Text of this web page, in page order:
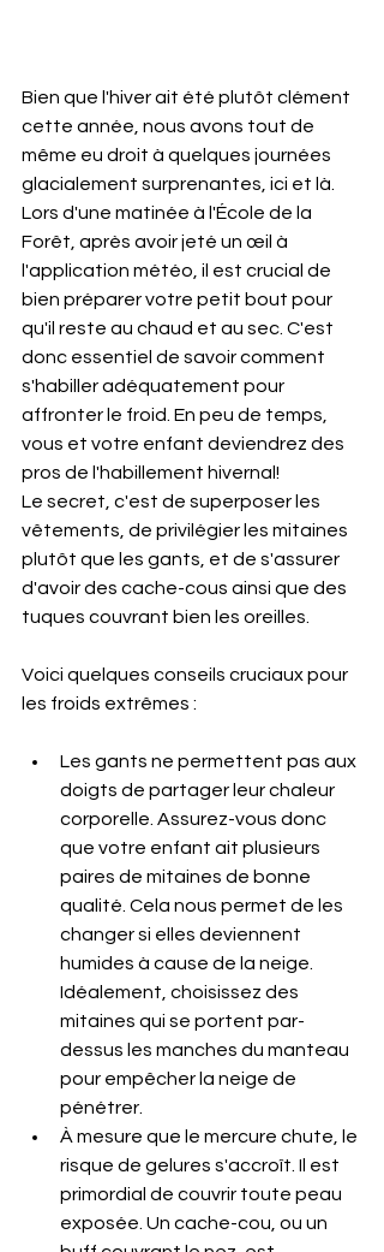
Bien que l'hiver ait été plutôt clément
cette année, nous avons tout de
même eu droit à quelques journées
glacialement surprenantes, ici et là.
Lors d'une matinée à l'École de la
Forêt, après avoir jeté un œil à
l'application météo, il est crucial de
bien préparer votre petit bout pour
qu'il reste au chaud et au sec. C'est
donc essentiel de savoir comment
s'habiller adéquatement pour
affronter le froid. En peu de temps,
vous et votre enfant deviendrez des
pros de l'habillement hivernal!
Le secret, c'est de superposer les
vêtements, de privilégier les mitaines
plutôt que les gants, et de s'assurer
d'avoir des cache-cous ainsi que des
tuques couvrant bien les oreilles.
Voici quelques conseils cruciaux pour
les froids extrêmes :
Les gants ne permettent pas aux
doigts de partager leur chaleur
corporelle. Assurez-vous donc
que votre enfant ait plusieurs
paires de mitaines de bonne
qualité. Cela nous permet de les
changer si elles deviennent
humides à cause de la neige.
Idéalement, choisissez des
mitaines qui se portent par-
dessus les manches du manteau
pour empêcher la neige de
pénétrer.
À mesure que le mercure chute, le
risque de gelures s'accroît. Il est
primordial de couvrir toute peau
exposée. Un cache-cou, ou un